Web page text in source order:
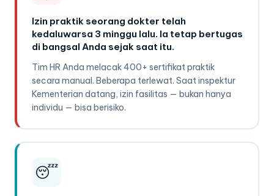
Izin praktik seorang dokter telah
kedaluwarsa 3 minggu lalu. Ia tetap bertugas
di bangsal Anda sejak saat itu.
Tim HR Anda melacak 400+ sertifikat praktik
secara manual. Beberapa terlewat. Saat inspektur
Kementerian datang, izin fasilitas — bukan hanya
individu — bisa berisiko.
😴